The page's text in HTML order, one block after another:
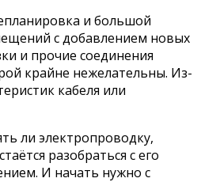
и большой
с добавлением новых
и прочие соединения
крайне нежелательны. Из-
кабеля или
ли электропроводку,
разобраться с его
И начать нужно с